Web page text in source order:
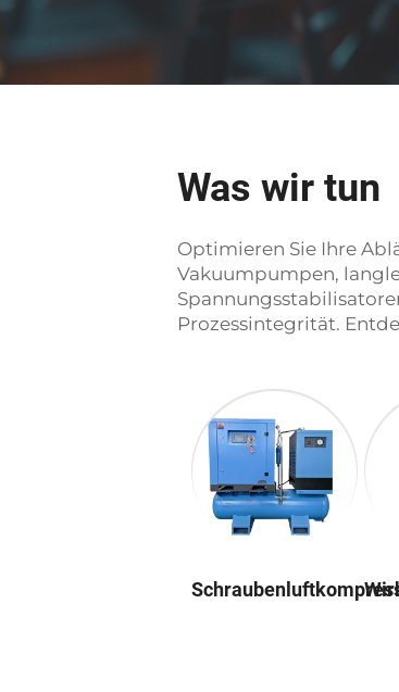
Was wir tun
Optimieren Sie Ihre
Vakuumpumpen,
Prozessintegrität.